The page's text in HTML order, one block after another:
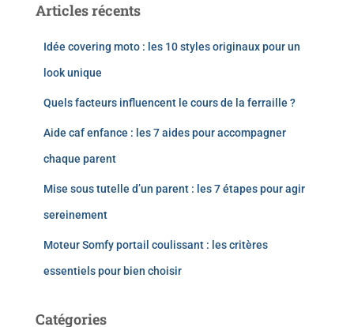
Articles récents
Idée covering moto : les 10 styles originaux pour un
look unique
Quels facteurs influencent le cours de la ferraille ?
Aide caf enfance : les 7 aides pour accompagner
chaque parent
Mise sous tutelle d’un parent : les 7 étapes pour agir
sereinement
Moteur Somfy portail coulissant : les critères
essentiels pour bien choisir
Catégories